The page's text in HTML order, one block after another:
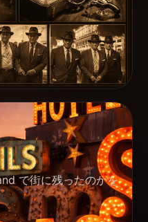
で街に残ったのかを